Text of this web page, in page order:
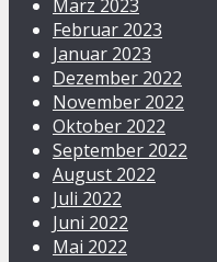
März 2023
Februar 2023
Januar 2023
Dezember 2022
November 2022
Oktober 2022
September 2022
August 2022
Juli 2022
Juni 2022
Mai 2022